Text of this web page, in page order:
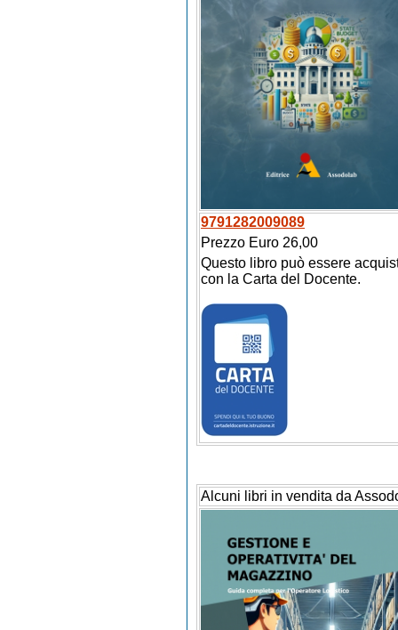
9791282009089
Prezzo Euro 26,00
Questo libro può essere
con la Carta del Docente.
Alcuni libri in vendita da